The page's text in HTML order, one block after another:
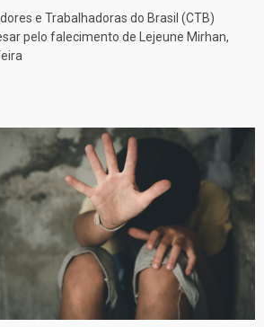
e Trabalhadoras do Brasil (CTB)
pelo falecimento de Lejeune Mirhan,